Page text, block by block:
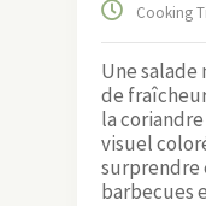
Cooking
Une
de
la
visuel
surprendre
barbecues